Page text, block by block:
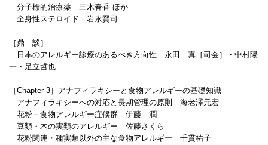
分子標的治療薬 三木春香 ほか
全身性ステロイド 岩永賢司
［鼎 談］
日本のアレルギー診療のあるべき方向性 永田 真［司会］・中村陽
一・足立哲也
［Chapter 3］アナフィラキシーと食物アレルギーの基礎知識
アナフィラキシーへの対応と長期管理の原則 海老澤元宏
花粉－食物アレルギー症候群 伊藤 潤
豆類・木の実類のアレルギー 佐藤さくら
花粉関連・種実類以外の主な食物アレルギー 千貫祐子